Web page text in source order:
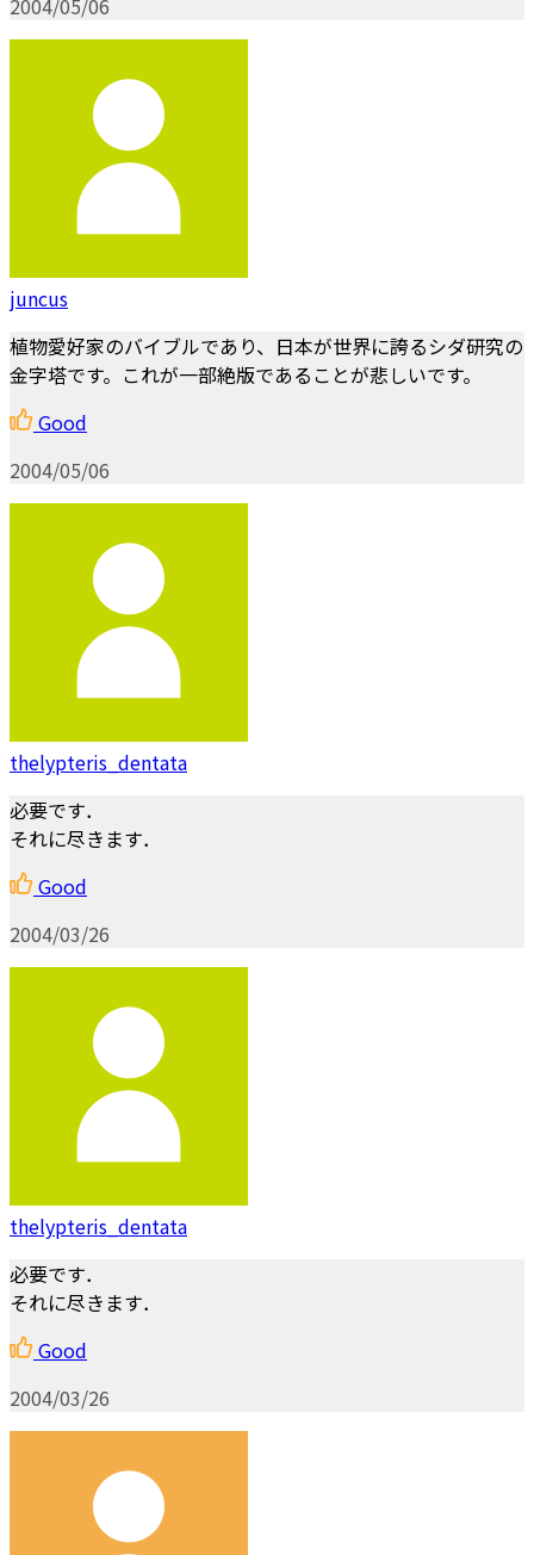
juncus
植物愛好家のバイブルであり、日本が世界に誇るシダ研究の
金字塔です。これが一部絶版であることが悲しいです。
Good
2004/05/06
thelypteris_dentata
必要です．
それに尽きます．
Good
2004/03/26
thelypteris_dentata
必要です．
それに尽きます．
Good
2004/03/26